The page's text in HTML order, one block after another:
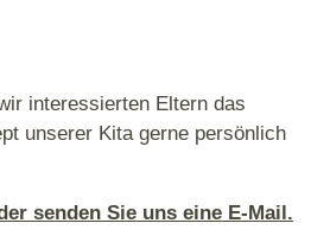
interessierten Eltern das
unserer Kita gerne persönlich
senden Sie uns eine E-Mail.